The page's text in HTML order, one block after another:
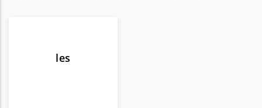
les